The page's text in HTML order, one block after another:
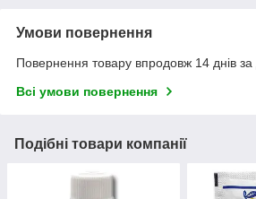
Умови повернення
Повернення товару впродовж 14 днів
Всі умови повернення
Подібні товари компанії